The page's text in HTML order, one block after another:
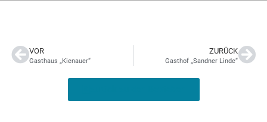
VOR
Gasthaus „Kienauer“
ZURÜCK
Gasthof „Sandner Linde“